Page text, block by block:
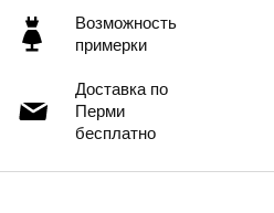
Возможность
примерки
Доставка по
Перми
бесплатно